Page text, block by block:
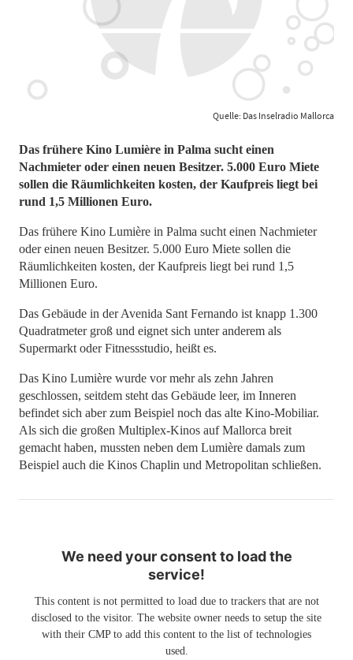
Quelle: Das Inselradio Mallorca
Das frühere Kino Lumière in Palma sucht einen
Nachmieter oder einen neuen Besitzer. 5.000 Euro Miete
sollen die Räumlichkeiten kosten, der Kaufpreis liegt bei
rund 1,5 Millionen Euro.
Das frühere Kino Lumière in Palma sucht einen Nachmieter
oder einen neuen Besitzer. 5.000 Euro Miete sollen die
Räumlichkeiten kosten, der Kaufpreis liegt bei rund 1,5
Millionen Euro.
Das Gebäude in der Avenida Sant Fernando ist knapp 1.300
Quadratmeter groß und eignet sich unter anderem als
Supermarkt oder Fitnessstudio, heißt es.
Das Kino Lumière wurde vor mehr als zehn Jahren
geschlossen, seitdem steht das Gebäude leer, im Inneren
befindet sich aber zum Beispiel noch das alte Kino-Mobiliar.
Als sich die großen Multiplex-Kinos auf Mallorca breit
gemacht haben, mussten neben dem Lumière damals zum
Beispiel auch die Kinos Chaplin und Metropolitan schließen.
We need your consent to load the
service!
This content is not permitted to load due to trackers that are not
disclosed to the visitor. The website owner needs to setup the site
with their CMP to add this content to the list of technologies
used.